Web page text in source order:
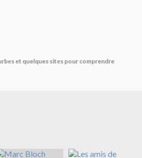
et quelques sites pour comprendre